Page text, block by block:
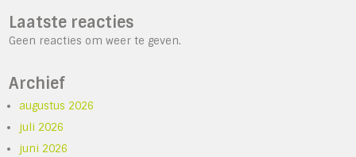
Laatste reacties
Geen reacties om weer te geven.
Archief
augustus 2026
juli 2026
juni 2026